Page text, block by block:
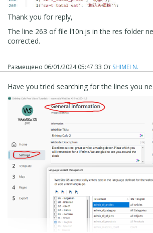
Thank you for reply,
The line 263 of file l10n.js in the res folder
corrected.
Размещено 06/01/2024 05:47:33 От SHIMEI N.
Have you tried searching for the lines you